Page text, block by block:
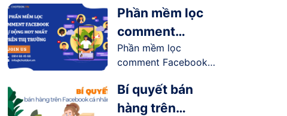
Phần mềm lọc
comment
Facebook tự
động hot nhất
trên thị trường
Phần mềm lọc
comment Facebook
Bí quyết bán
hàng trên